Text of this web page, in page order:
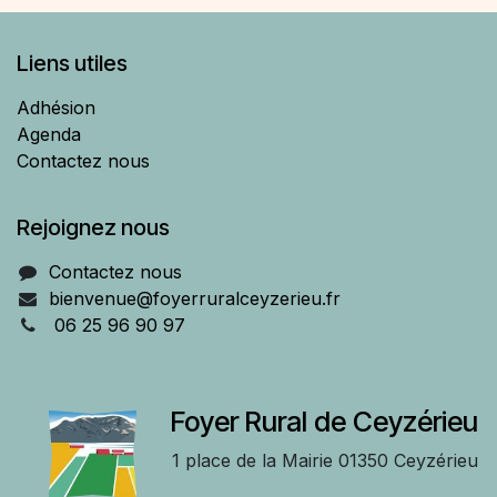
Liens utiles
Adhésion
Agenda
Contactez nous
Rejoignez nous
Contactez nous
bienvenue@foyerruralceyzerieu.fr
06 25 96 90 97
Foyer Rural de Ceyzérieu
1 place de la Mairie 01350 Ceyzérieu